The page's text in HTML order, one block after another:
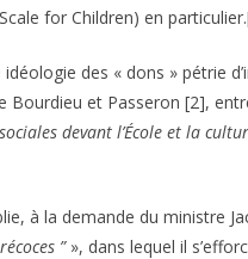
for Children) en
des « dons » pétrie
Bourdieu et Passeron [2],
devant l’École et la
à la demande du ministre
”», dans lequel il